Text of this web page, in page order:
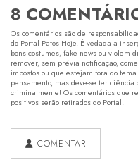
8
Os comentários são de
do Portal Patos Hoje. É vedada a
bons costumes, fake news ou violem
remover, sem prévia notificação,
impostos ou que estejam fora do
pensamento, mas deve-se ter
criminalmente! Os comentários que
positivos serão retirados do Portal.
COMENTAR